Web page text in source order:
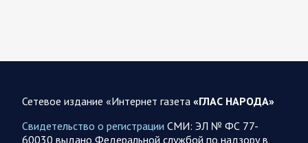
представители группировок «Север», «Запад», «Центр»,
Сетевое издание «Интернет газета «ГЛАС НАРОДА»
Свидетельство о регистрации СМИ: ЭЛ № ФС 77-
60030 выдано Федеральной службой по надзору в